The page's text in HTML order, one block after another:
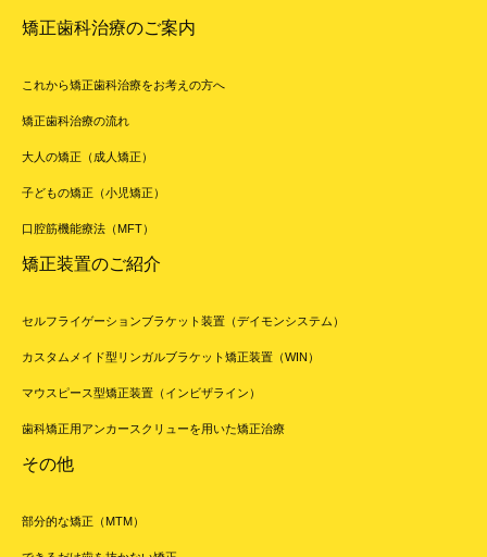
矯正歯科治療のご案内
これから矯正歯科治療をお考えの方へ
矯正歯科治療の流れ
大人の矯正（成人矯正）
子どもの矯正（小児矯正）
口腔筋機能療法（MFT）
矯正装置のご紹介
セルフライゲーションブラケット装置（デイモンシステム）
カスタムメイド型リンガルブラケット矯正装置（WIN）
マウスピース型矯正装置（インビザライン）
歯科矯正用アンカースクリューを用いた矯正治療
その他
部分的な矯正（MTM）